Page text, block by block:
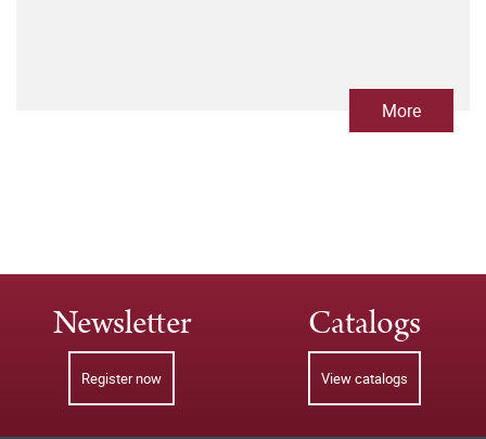
More
Newsletter
Register now
Catalogs
View catalogs